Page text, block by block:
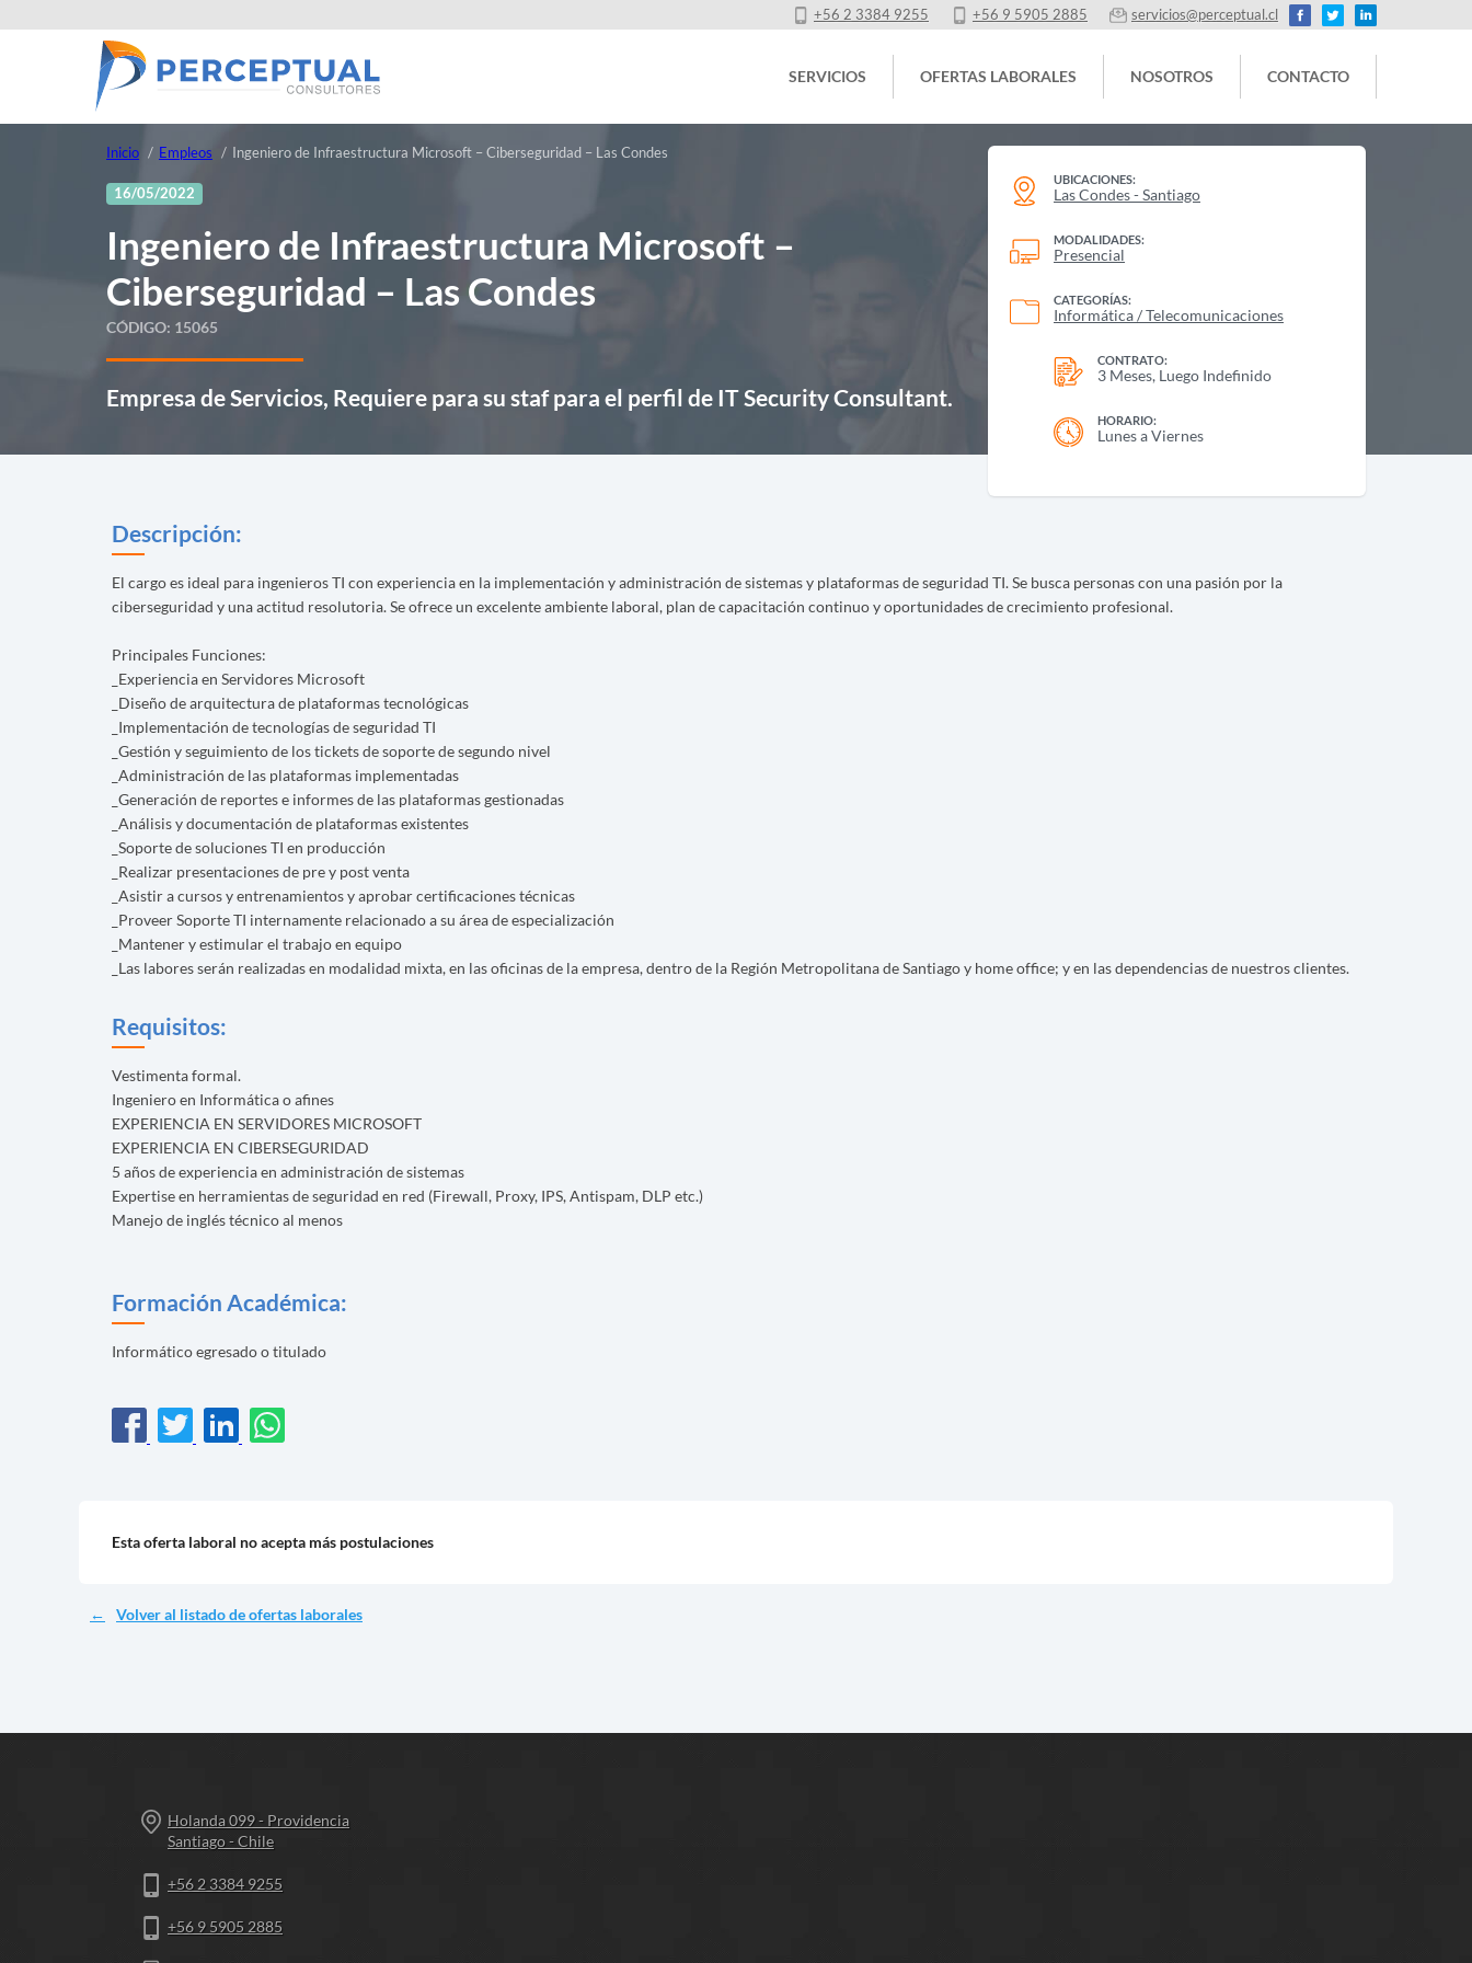
+56 2 3384 9255 +56 9 5905 2885 servicios@perceptual.cl
SERVICIOS OFERTAS LABORALES NOSOTROS CONTACTO
Inicio Empleos Ingeniero de Infraestructura Microsoft – Ciberseguridad – Las Condes
16/05/2022
Ingeniero de Infraestructura Microsoft –
Ciberseguridad – Las Condes
CÓDIGO: 15065
Empresa de Servicios, Requiere para su staf para el perfil de IT Security Consultant.
UBICACIONES:
Las Condes - Santiago
MODALIDADES:
Presencial
CATEGORÍAS:
Informática / Telecomunicaciones
CONTRATO:
3 Meses, Luego Indefinido
HORARIO:
Lunes a Viernes
Descripción:
El cargo es ideal para ingenieros TI con experiencia en la implementación y administración de sistemas y plataformas de seguridad TI. Se busca personas con una pasión por la
ciberseguridad y una actitud resolutoria. Se ofrece un excelente ambiente laboral, plan de capacitación continuo y oportunidades de crecimiento profesional.
Principales Funciones:
_Experiencia en Servidores Microsoft
_Diseño de arquitectura de plataformas tecnológicas
_Implementación de tecnologías de seguridad TI
_Gestión y seguimiento de los tickets de soporte de segundo nivel
_Administración de las plataformas implementadas
_Generación de reportes e informes de las plataformas gestionadas
_Análisis y documentación de plataformas existentes
_Soporte de soluciones TI en producción
_Realizar presentaciones de pre y post venta
_Asistir a cursos y entrenamientos y aprobar certificaciones técnicas
_Proveer Soporte TI internamente relacionado a su área de especialización
_Mantener y estimular el trabajo en equipo
_Las labores serán realizadas en modalidad mixta, en las oficinas de la empresa, dentro de la Región Metropolitana de Santiago y home office; y en las dependencias de nuestros clientes.
Requisitos:
Vestimenta formal.
Ingeniero en Informática o afines
EXPERIENCIA EN SERVIDORES MICROSOFT
EXPERIENCIA EN CIBERSEGURIDAD
5 años de experiencia en administración de sistemas
Expertise en herramientas de seguridad en red (Firewall, Proxy, IPS, Antispam, DLP etc.)
Manejo de inglés técnico al menos
Formación Académica:
Informático egresado o titulado
Esta oferta laboral no acepta más postulaciones
Volver al listado de ofertas laborales
Holanda 099 - Providencia
Santiago - Chile
+56 2 3384 9255
+56 9 5905 2885